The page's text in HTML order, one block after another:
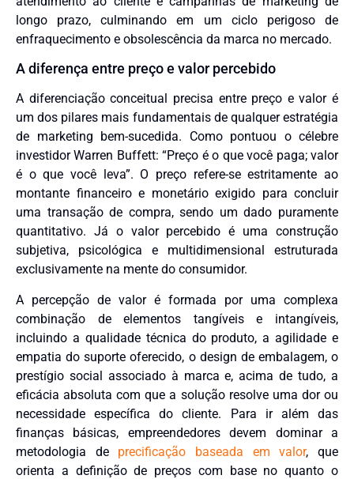
longo prazo, culminando em um ciclo perigoso de
enfraquecimento e obsolescência da marca no mercado.
A diferença entre preço e valor percebido
A diferenciação conceitual precisa entre preço e valor é
um dos pilares mais fundamentais de qualquer estratégia
de marketing bem-sucedida. Como pontuou o célebre
investidor Warren Buffett: “Preço é o que você paga; valor
é o que você leva”. O preço refere-se estritamente ao
montante financeiro e monetário exigido para concluir
uma transação de compra, sendo um dado puramente
quantitativo. Já o valor percebido é uma construção
subjetiva, psicológica e multidimensional estruturada
exclusivamente na mente do consumidor.
A percepção de valor é formada por uma complexa
combinação de elementos tangíveis e intangíveis,
incluindo a qualidade técnica do produto, a agilidade e
empatia do suporte oferecido, o design de embalagem, o
prestígio social associado à marca e, acima de tudo, a
eficácia absoluta com que a solução resolve uma dor ou
necessidade específica do cliente. Para ir além das
finanças básicas, empreendedores devem dominar a
metodologia de precificação baseada em valor, que
orienta a definição de preços com base no quanto o